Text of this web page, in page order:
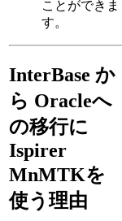
ことができま
す。
InterBase か
ら Oracleへ
の移行に
Ispirer
MnMTKを
使う理由